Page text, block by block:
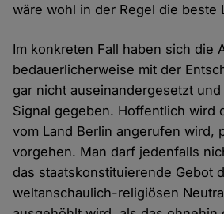
wäre wohl in der Regel die beste
Im konkreten Fall haben sich die
bedauerlicherweise mit der
gar nicht auseinandergesetzt
Signal gegeben. Hoffentlich wird
vom Land Berlin angerufen wird,
vorgehen. Man darf jedenfalls
das staatskonstituierende Gebot
weltanschaulich-religiösen